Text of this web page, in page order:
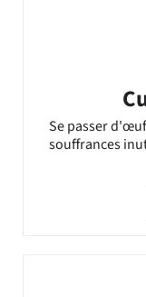
Se passer
souffrances